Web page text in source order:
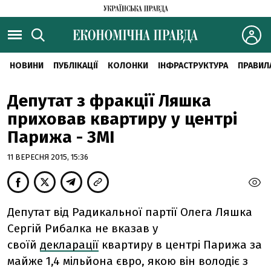
НОВИНИ ПУБЛІКАЦІЇ КОЛОНКИ ІНФРАСТРУКТУРА
Депутат з фракції Ляшка
приховав квартиру у центрі
Парижа - ЗМІ
11 ВЕРЕСНЯ 2015, 15:36
Депутат від Радикальної партії Олега Ляшка
Сергій Рибалка не вказав у
своїй декларації квартиру в центрі Парижа за
майже 1,4 мільйона євро, якою він володіє з